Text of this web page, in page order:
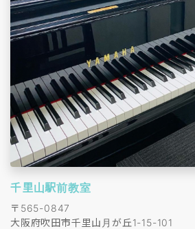
千里山駅前教室
〒565-0847
大阪府吹田市千里山月が丘1-15-101